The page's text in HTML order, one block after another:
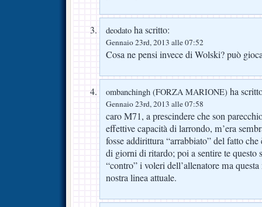
deodato ha scritto:
Gennaio 23rd, 2013 alle 07:52
Cosa ne pensi invece di Wolski? può
ombanchingh (FORZA MARIONE) ha
Gennaio 23rd, 2013 alle 07:58
caro M71, a prescindere che son
effettive capacità di larrondo, m’era
fosse addirittura “arrabbiato” del fatto
di giorni di ritardo; poi a sentire te questo
“contro” i voleri dell’allenatore ma
nostra linea attuale.